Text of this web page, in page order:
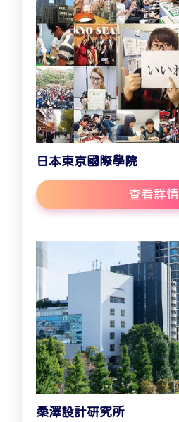
日本東京國際學院
查看詳情
桑澤設計研究所